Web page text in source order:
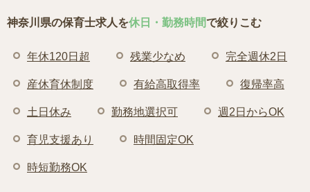
神奈川県の保育士求人を休日・勤務時間で絞りこむ
年休120日超 残業少なめ 完全週休2日
産休育休制度 有給高取得率 復帰率高
土日休み 勤務地選択可 週2日からOK
育児支援あり 時間固定OK
時短勤務OK